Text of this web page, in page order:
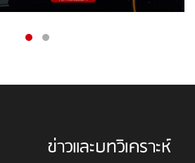
ข่าวและบทวิเคราะห์